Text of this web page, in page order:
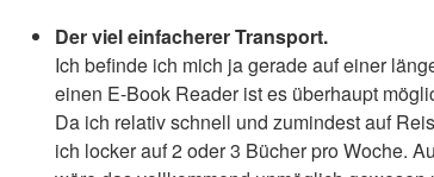
Der viel einfacherer Transport.
Ich befinde ich mich ja gerade auf einer
einen E-Book Reader ist es überhaupt
Da ich relativ schnell und zumindest auf
ich locker auf 2 oder 3 Bücher pro Woche.